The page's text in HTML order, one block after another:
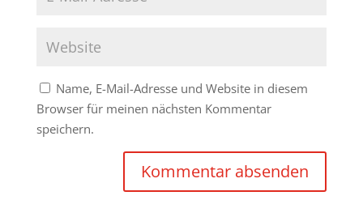
Name, E-Mail-Adresse und Website in diesem
Browser für meinen nächsten Kommentar
speichern.